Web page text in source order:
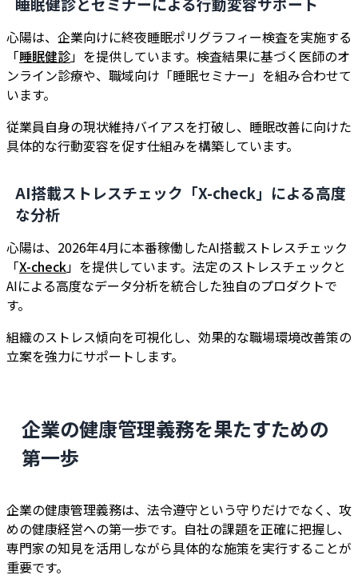
心陽は、企業向けに終夜睡眠ポリグラフィー検査を実施する
「睡眠健診」を提供しています。検査結果に基づく医師のオ
ンライン診療や、職域向け「睡眠セミナー」を組み合わせて
います。
従業員自身の現状維持バイアスを打破し、睡眠改善に向けた
具体的な行動変容を促す仕組みを構築しています。
AI搭載ストレスチェック「X-check」による高度
な分析
心陽は、2026年4月に本番稼働したAI搭載ストレスチェック
「X-check」を提供しています。法定のストレスチェックと
AIによる高度なデータ分析を統合した独自のプロダクトで
す。
組織のストレス傾向を可視化し、効果的な職場環境改善策の
立案を強力にサポートします。
企業の健康管理義務を果たすための
第一歩
企業の健康管理義務は、法令遵守という守りだけでなく、攻
めの健康経営への第一歩です。自社の課題を正確に把握し、
専門家の知見を活用しながら具体的な施策を実行することが
重要です。